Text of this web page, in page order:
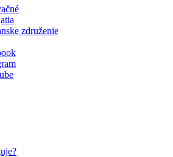
združenie